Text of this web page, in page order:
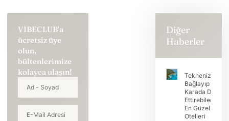
VIBECLUB'a
ücretsiz üye
olun,
bültenlerimize
kolayca ulaşın!
Diğer
Haberler
Teknenizi
Bağlayıp Tatili
Karada Devam
En Güzel Koy
Otelleri